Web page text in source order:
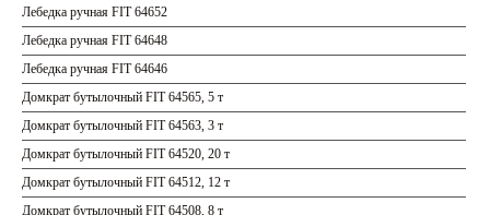
Лебедка ручная FIT 64652
Лебедка ручная FIT 64648
Лебедка ручная FIT 64646
Домкрат бутылочный FIT 64565, 5 т
Домкрат бутылочный FIT 64563, 3 т
Домкрат бутылочный FIT 64520, 20 т
Домкрат бутылочный FIT 64512, 12 т
Домкрат бутылочный FIT 64508, 8 т